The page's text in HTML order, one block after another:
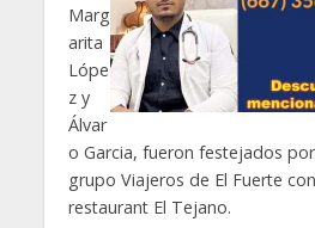
Marg
arita
Lópe
z y
Álvar
o Garcia, fueron festejados
grupo Viajeros de El Fuerte
restaurant El Tejano.